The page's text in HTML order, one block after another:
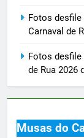
Fotos desfile
Carnaval de
Fotos desfile
de Rua 2026
Musas do